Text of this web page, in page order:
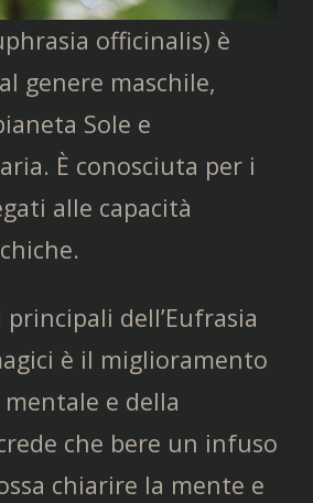
officinalis) è
genere maschile,
Sole e
È conosciuta per i
alle capacità
dell’Eufrasia
è il miglioramento
e della
che bere un infuso
chiarire la mente e